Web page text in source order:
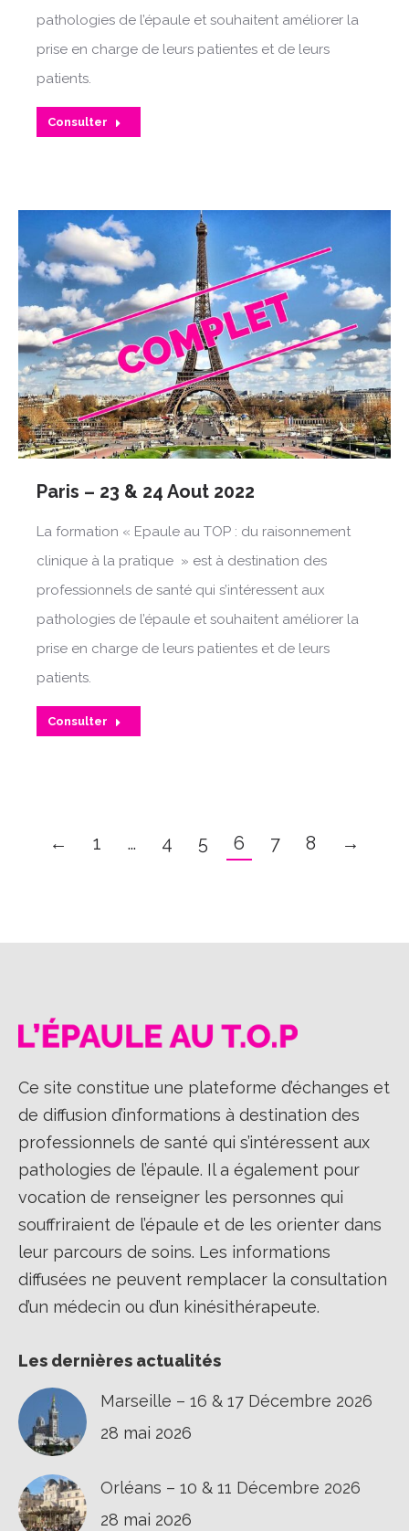
pathologies de l’épaule et souhaitent améliorer la
prise en charge de leurs patientes et de leurs
patients.
Consulter
Paris – 23 & 24 Aout 2022
La formation « Epaule au TOP : du raisonnement
clinique à la pratique » est à destination des
professionnels de santé qui s’intéressent aux
pathologies de l’épaule et souhaitent améliorer la
prise en charge de leurs patientes et de leurs
patients.
Consulter
← 1 … 4 5 6 7 8 →
Ce site constitue une plateforme d’échanges et
de diffusion d’informations à destination des
professionnels de santé qui s’intéressent aux
pathologies de l’épaule. Il a également pour
vocation de renseigner les personnes qui
souffriraient de l’épaule et de les orienter dans
leur parcours de soins. Les informations
diffusées ne peuvent remplacer la consultation
d’un médecin ou d’un kinésithérapeute.
Les dernières actualités
Marseille – 16 & 17 Décembre 2026
28 mai 2026
Orléans – 10 & 11 Décembre 2026
28 mai 2026